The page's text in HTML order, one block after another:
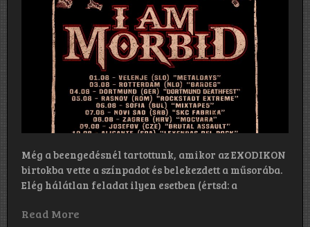
–
Effrontery:
Dürer
Kert,
2024.
12.19.
Még a beengedésnél tartottunk, amikor az EXODIKON
birtokba vette a színpadot és belekezdett a műsorába.
Elég hálátlan feladat ilyen esetben (értsd: a
Read More